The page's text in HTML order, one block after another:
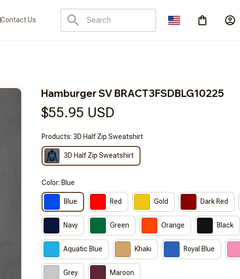
Contact Us
Hamburger SV BRACT3FSDBLG10225
$55.95 USD
Products: 3D Half Zip Sweatshirt
3D Half Zip Sweatshirt
Color: Blue
Blue Red Gold Dark Red
Navy Green Orange Black
Aquatic Blue Khaki Royal Blue
Grey Maroon